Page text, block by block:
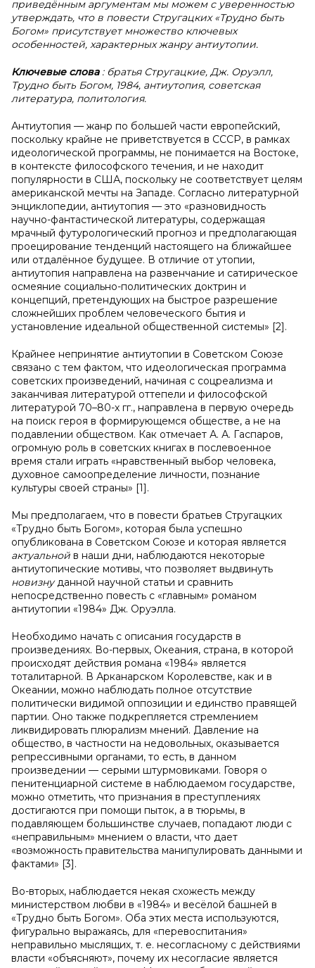
приведённым аргументам мы можем с уверенностью
утверждать, что в повести Стругацких «Трудно быть
Богом» присутствует множество ключевых
особенностей, характерных жанру антиутопии.
Ключевые слова : братья Стругацкие, Дж. Оруэлл,
Трудно быть Богом, 1984, антиутопия, советская
литература, политология.
Антиутопия — жанр по большей части европейский,
поскольку крайне не приветствуется в СССР, в рамках
идеологической программы, не понимается на Востоке,
в контексте философского течения, и не находит
популярности в США, поскольку не соответствует целям
американской мечты на Западе. Согласно литературной
энциклопедии, антиутопия — это «разновидность
научно-фантастической литературы, содержащая
мрачный футурологический прогноз и предполагающая
проецирование тенденций настоящего на ближайшее
или отдалённое будущее. В отличие от утопии,
антиутопия направлена на развенчание и сатирическое
осмеяние социально-политических доктрин и
концепций, претендующих на быстрое разрешение
сложнейших проблем человеческого бытия и
установление идеальной общественной системы» [2].
Крайнее непринятие антиутопии в Советском Союзе
связано с тем фактом, что идеологическая программа
советских произведений, начиная с соцреализма и
заканчивая литературой оттепели и философской
литературой 70–80-х гг., направлена в первую очередь
на поиск героя в формирующемся обществе, а не на
подавлении обществом. Как отмечает А. А. Гаспаров,
огромную роль в советских книгах в послевоенное
время стали играть «нравственный выбор человека,
духовное самоопределение личности, познание
культуры своей страны» [1].
Мы предполагаем, что в повести братьев Стругацких
«Трудно быть Богом», которая была успешно
опубликована в Советском Союзе и которая является
актуальной в наши дни, наблюдаются некоторые
антиутопические мотивы, что позволяет выдвинуть
новизнуданной научной статьи и сравнить
непосредственно повесть с «главным» романом
антиутопии «1984» Дж. Оруэлла.
Необходимо начать с описания государств в
произведениях. Во-первых, Океания, страна, в которой
происходят действия романа «1984» является
тоталитарной. В Арканарском Королевстве, как и в
Океании, можно наблюдать полное отсутствие
политически видимой оппозиции и единство правящей
партии. Оно также подкрепляется стремлением
ликвидировать плюрализм мнений. Давление на
общество, в частности на недовольных, оказывается
репрессивными органами, то есть, в данном
произведении — серыми штурмовиками. Говоря о
пенитенциарной системе в наблюдаемом государстве,
можно отметить, что признания в преступлениях
достигаются при помощи пыток, а в тюрьмы, в
подавляющем большинстве случаев, попадают люди с
«неправильным» мнением о власти, что дает
«возможность правительства манипулировать данными и
фактами» [3].
Во-вторых, наблюдается некая схожесть между
министерством любви в «1984» и весёлой башней в
«Трудно быть Богом». Оба этих места используются,
фигурально выражаясь, для «перевоспитания»
неправильно мыслящих, т. е. несогласному с действиями
власти «объясняют», почему их несогласие является